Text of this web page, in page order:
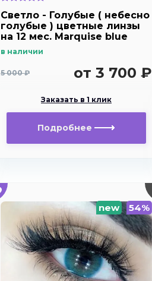
Светло - Голубые ( небесно
голубые ) цветные линзы
на 12 мес. Marquise blue
в наличии
5 000 ₽ от 3 700 ₽
Заказать в 1 клик
Подробнее
new 54%